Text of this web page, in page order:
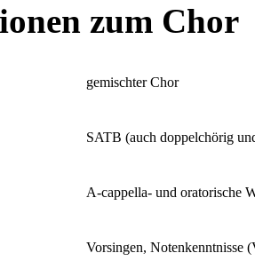
zum Chor
gemischter Chor
SATB (auch doppelchörig
A-cappella- und oratorische
Vorsingen, Notenkenntnisse